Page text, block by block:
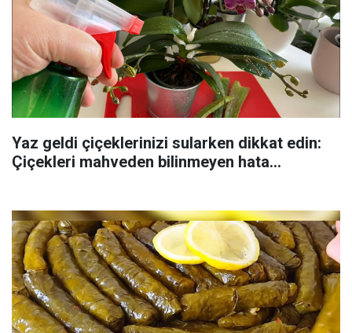
Yaz geldi çiçeklerinizi sularken dikkat edin:
Çiçekleri mahveden bilinmeyen hata...